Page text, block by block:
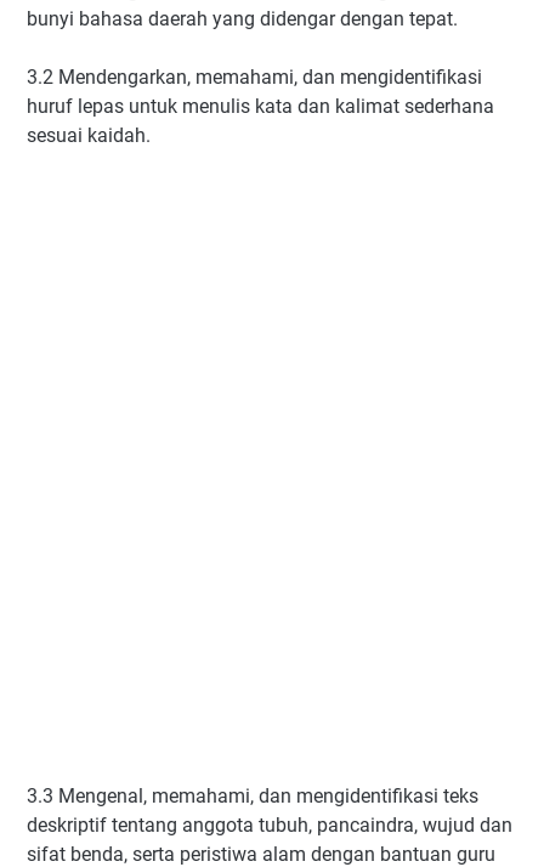
bunyi bahasa daerah yang didengar dengan tepat.
3.2 Mendengarkan, memahami, dan mengidentifikasi
huruf lepas untuk menulis kata dan kalimat sederhana
sesuai kaidah.
3.3 Mengenal, memahami, dan mengidentifikasi teks
deskriptif tentang anggota tubuh, pancaindra, wujud dan
sifat benda, serta peristiwa alam dengan bantuan guru